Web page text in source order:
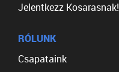
Jelentkezz Kosarasnak!
RÓLUNK
Csapataink